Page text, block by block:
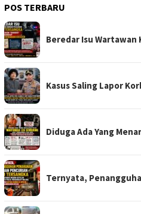
POS TERBARU
Beredar Isu
Kasus Saling Lapor
Diduga Ada Yang
Ternyata,